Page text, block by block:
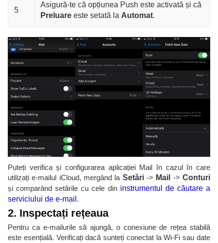
5
Asigură-te că opțiunea Push este activată și că
Preluare este setată la Automat.
Puteți verifica și configurarea aplicației Mail în cazul în care
utilizați e-mailul iCloud, mergând la Setări-> Mail ->Conturi
și comparând setările cu cele din instrumentul de căutare a
serviciului de e-mail .
2. Inspectați rețeaua
Pentru ca e-mailurile să ajungă, o conexiune de rețea stabilă
este esențială. Verificați dacă sunteți conectat la Wi-Fi sau date